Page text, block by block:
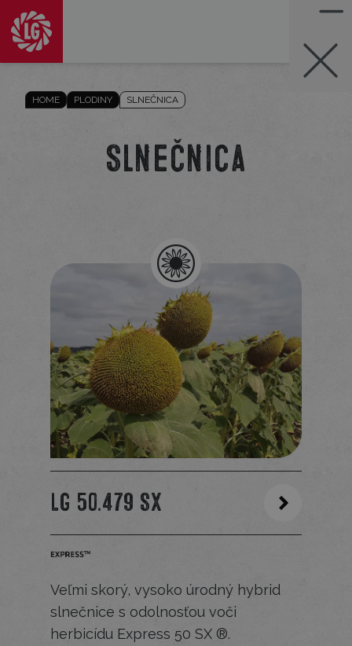
HOME PLODINY SLNEČNICA
Slnečnica
LG 50.479 SX
Veľmi skorý, vysoko úrodný hybrid
slnečnice s odolnosťou voči
herbicídu Express 50 SX ®.